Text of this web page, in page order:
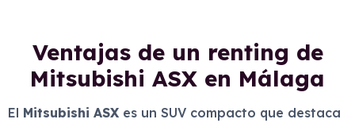
Ventajas de un renting de
Mitsubishi ASX en Málaga
El Mitsubishi ASX es un SUV compacto que destaca